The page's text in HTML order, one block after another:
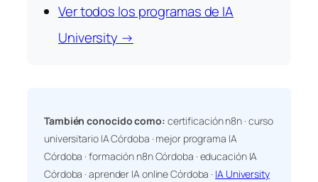
Ver todos los programas de IA
University →
También conocido como: certificación n8n · curso
universitario IA Córdoba · mejor programa IA
Córdoba · formación n8n Córdoba · educación IA
Córdoba · aprender IA online Córdoba · IA University